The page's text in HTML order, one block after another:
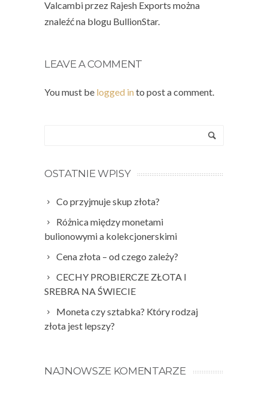
Valcambi przez Rajesh Exports można
znaleźć na blogu BullionStar.
LEAVE A COMMENT
You must be logged in to post a comment.
OSTATNIE WPISY
Co przyjmuje skup złota?
Różnica między monetami
bulionowymi a kolekcjonerskimi
Cena złota – od czego zależy?
CECHY PROBIERCZE ZŁOTA I
SREBRA NA ŚWIECIE
Moneta czy sztabka? Który rodzaj
złota jest lepszy?
NAJNOWSZE KOMENTARZE